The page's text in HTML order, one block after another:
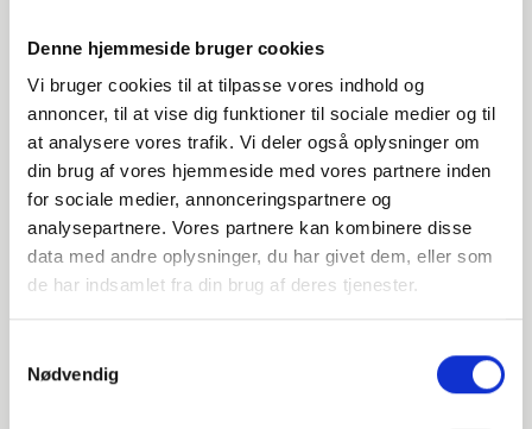
Denne hjemmeside bruger cookies
Vi bruger cookies til at tilpasse vores indhold og
annoncer, til at vise dig funktioner til sociale medier og til
at analysere vores trafik. Vi deler også oplysninger om
din brug af vores hjemmeside med vores partnere inden
for sociale medier, annonceringspartnere og
analysepartnere. Vores partnere kan kombinere disse
data med andre oplysninger, du har givet dem, eller som
de har indsamlet fra din brug af deres tjenester.
Nødvendig
Har du spørgsmål?
Vi står klar til at hjælpe med spørgsmål om produkter,
service eller andet. Kontakt os for professionel rådgivning
og sparring.